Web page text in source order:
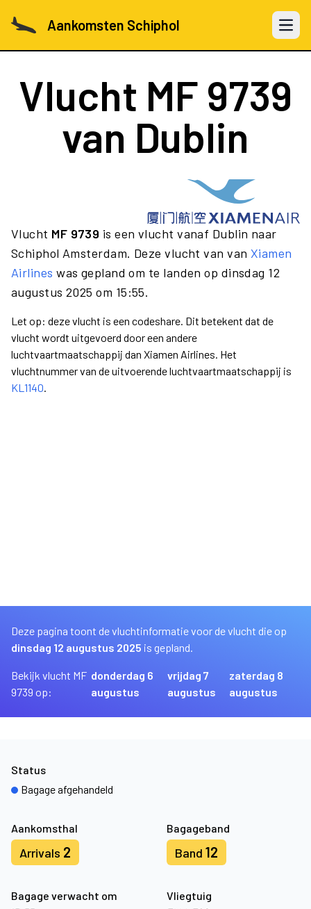
Aankomsten Schiphol Open
Vlucht MF 9739
van Dublin
Vlucht MF 9739 is een vlucht vanaf Dublin naar
Schiphol Amsterdam. Deze vlucht van vanXiamen
Airlines was gepland om te landen op dinsdag 12
augustus 2025 om 15:55.
Let op: deze vlucht is een codeshare. Dit betekent dat de
vlucht wordt uitgevoerd door een andere
luchtvaartmaatschappij dan Xiamen Airlines. Het
vluchtnummer van de uitvoerende luchtvaartmaatschappij is
KL1140.
Deze pagina toont de vluchtinformatie voor de vlucht die op
dinsdag 12 augustus 2025 is gepland.
Bekijk vlucht MF
9739 op:
donderdag 6
augustus
vrijdag 7
augustus
zaterdag 8
augustus
Aankomsthal
Arrivals 2
Bagageband
Band 12
Bagage verwacht om
Vliegtuig
Status
Bagage afgehandeld